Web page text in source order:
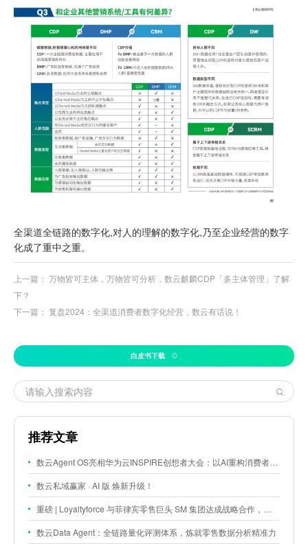
全渠道全链路的数字化,对人的理解的数字化,乃至企业经营的数字
化成了重中之重。
上一篇： 万物皆可主体，万物皆可分析，数云麒麟CDP「多主体管理」了解
下？
下一篇： 复盘2024：全渠道消费者数字化经营，数云有话说！
白皮书下载
推荐文章
数云Agent OS亮相华为云INSPIRE创想者大会：以AI重构消费者运营与零售营销新范式
数云私域赢家 · AI 版 焕新升级！
重磅 | Loyaltyforce 与菲律宾零售巨头 SM 集团达成战略合作，携手开启 SMAC 会员数智化运营新征程
数云Data Agent：全链路量化评测体系，炼就零售数据分析精准力